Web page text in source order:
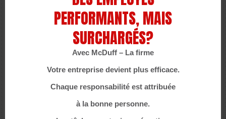
PERFORMANTS, MAIS
SURCHARGÉS?
Avec McDuff – La firme
Votre entreprise devient plus efficace.
Chaque responsabilité est attribuée
à la bonne personne.